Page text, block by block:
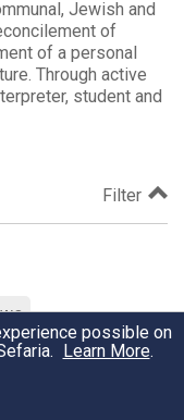
Jewish and
of
of a personal
Through active
student and
Filter
possible on
Learn More.